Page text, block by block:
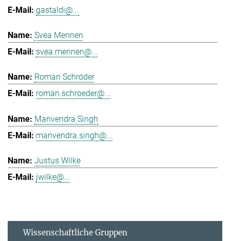
gastaldi@...
Svea Mennen
svea.mennen@...
Roman Schröder
roman.schroeder@...
Manvendra Singh
manvendra.singh@...
Justus Wilke
jwilke@...
Wissenschaftliche Gruppen